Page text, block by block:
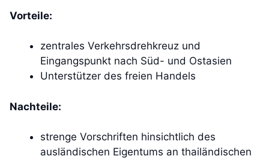
Vorteile:
zentrales Verkehrsdrehkreuz und
Eingangspunkt nach Süd- und Ostasien
Unterstützer des freien Handels
Nachteile:
strenge Vorschriften hinsichtlich des
ausländischen Eigentums an thailändischen